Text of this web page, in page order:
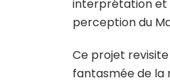
interprétation et
perception du
Ce projet
fantasmée de la